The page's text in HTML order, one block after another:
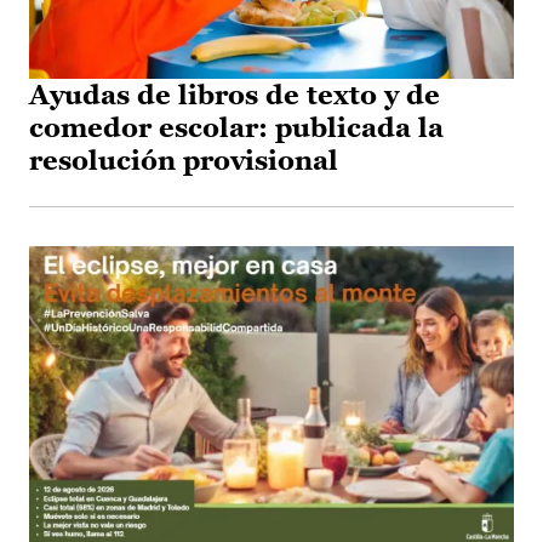
Ayudas de libros de texto y de
comedor escolar: publicada la
resolución provisional